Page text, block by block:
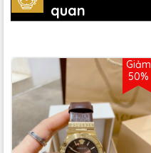
quan
Giảm
50%